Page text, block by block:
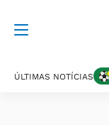
ÚLTIMAS NOTÍCIAS